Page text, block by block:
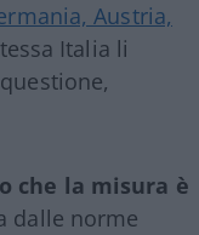
Austria,
Italia li
che la misura è
dalle norme